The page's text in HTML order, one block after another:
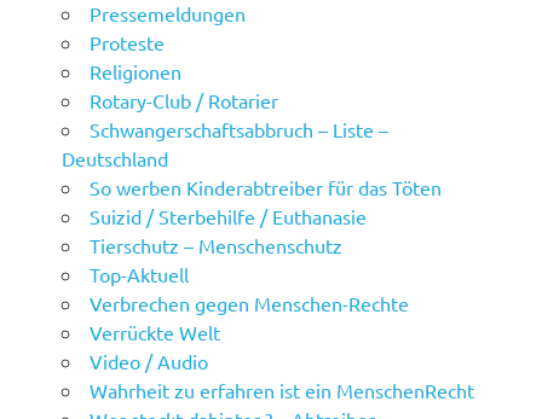
Pressemeldungen
Proteste
Religionen
Rotary-Club / Rotarier
Schwangerschaftsabbruch – Liste –
Deutschland
So werben Kinderabtreiber für das Töten
Suizid / Sterbehilfe / Euthanasie
Tierschutz – Menschenschutz
Top-Aktuell
Verbrechen gegen Menschen-Rechte
Verrückte Welt
Video / Audio
Wahrheit zu erfahren ist ein MenschenRecht